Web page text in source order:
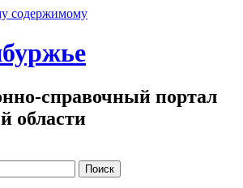
содержимому
справочный портал
области